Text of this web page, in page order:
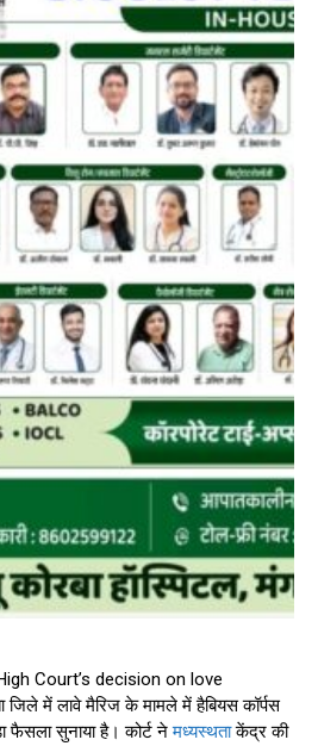
Court’s decision on love
जिले में लावे मैरिज के मामले में हैबियस कॉर्पस
फैसला सुनाया है। कोर्ट नेमध्यस्थताकेंद्र की